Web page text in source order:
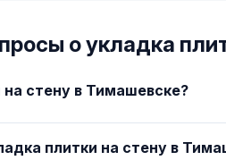
о укладка
на стену в Тимашевске?
плитки на стену в